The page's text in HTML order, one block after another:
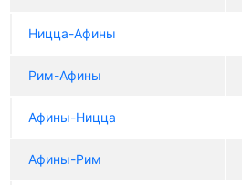
Ницца-Афины
Рим-Афины
Афины-Ницца
Афины-Рим